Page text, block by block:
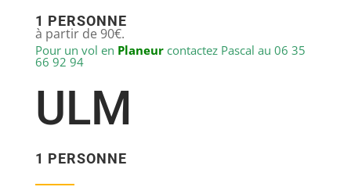
1 PERSONNE
à partir de 90€.
Pour un vol en Planeur contactez Pascal au 06 35
66 92 94
ULM
1 PERSONNE